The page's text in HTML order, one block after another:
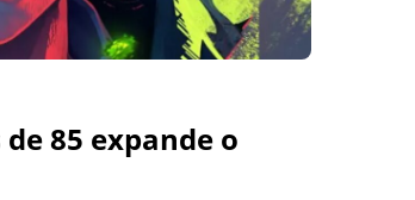
85 expande o